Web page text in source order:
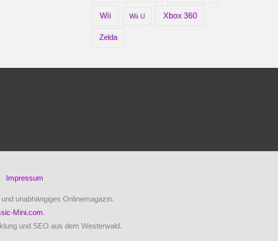
Wii Wii U Xbox 360
Zelda
Impressum
unabhängiges Onlinemagazin.
Mini.com.
und SEO aus dem Westerwald.